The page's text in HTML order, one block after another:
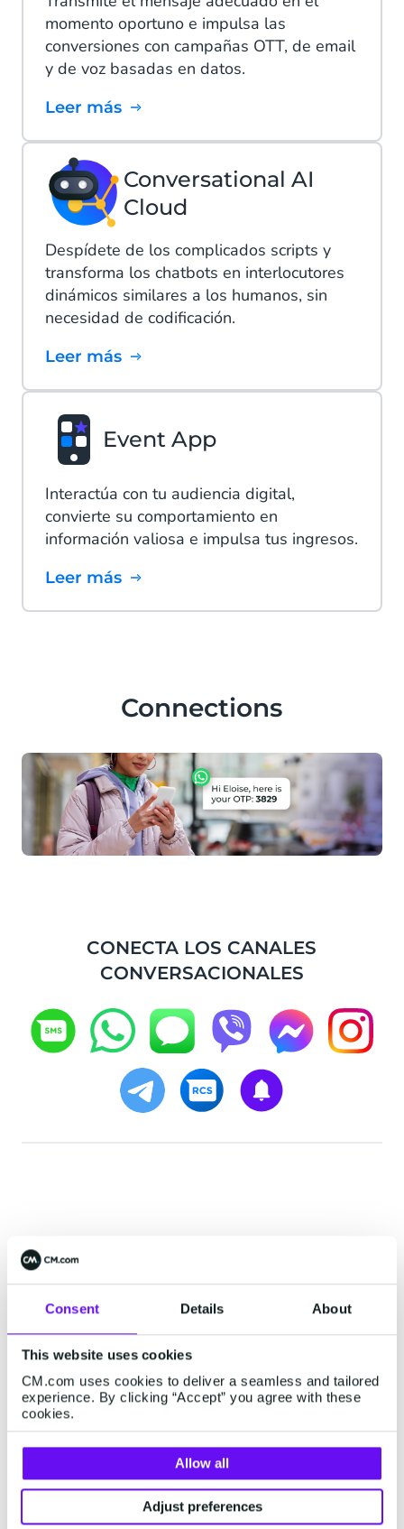
Consent Details About
This website uses cookies
CM.com uses cookies to deliver a seamless and tailored
experience. By clicking “Accept” you agree with these
cookies.
Allow all
Adjust preferences
momento oportuno e impulsa las
conversiones con campañas OTT, de email
y de voz basadas en datos.
Leer más
Conversational AI
Cloud
Despídete de los complicados scripts y
transforma los chatbots en interlocutores
dinámicos similares a los humanos, sin
necesidad de codificación.
Leer más
Event App
Interactúa con tu audiencia digital,
convierte su comportamiento en
información valiosa e impulsa tus ingresos.
Leer más
Connections
CONECTA LOS CANALES
CONVERSACIONALES
Llega a tu público objetivo en todo el
mundo, mantén a los clientes
comprometidos e informados y aumenta
las conversiones con los SMS.
Leer más